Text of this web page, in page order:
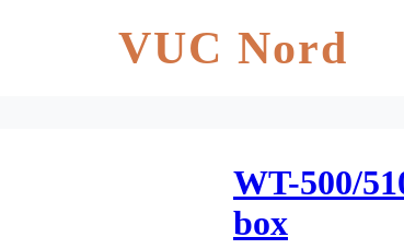
VUC Nord
WT-500/
box